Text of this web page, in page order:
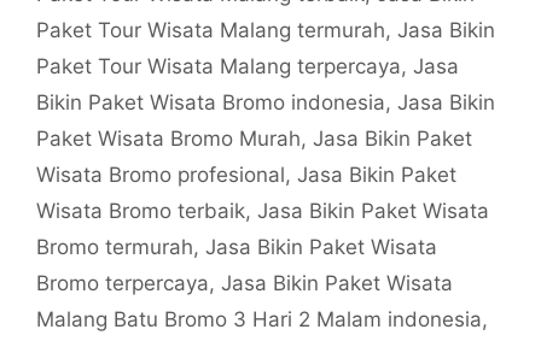
Paket Tour Wisata Malang termurah, Jasa Bikin
Paket Tour Wisata Malang terpercaya, Jasa
Bikin Paket Wisata Bromo indonesia, Jasa Bikin
Paket Wisata Bromo Murah, Jasa Bikin Paket
Wisata Bromo profesional, Jasa Bikin Paket
Wisata Bromo terbaik, Jasa Bikin Paket Wisata
Bromo termurah, Jasa Bikin Paket Wisata
Bromo terpercaya, Jasa Bikin Paket Wisata
Malang Batu Bromo 3 Hari 2 Malam indonesia,